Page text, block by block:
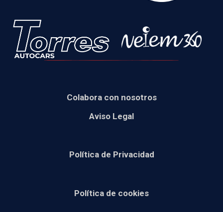
Colabora con nosotros
Aviso Legal
Política de Privacidad
Política de cookies